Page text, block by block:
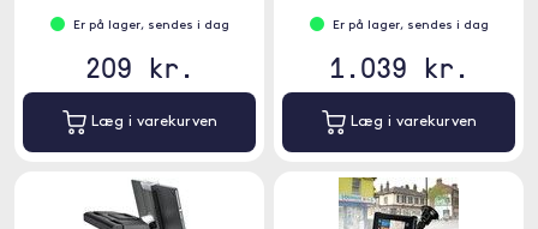
Er på lager, sendes i dag
209 kr.
Læg i varekurven
Er på lager, sendes i dag
1.039 kr.
Læg i varekurven